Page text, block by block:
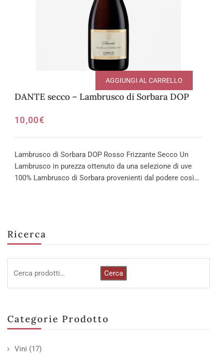
Ricerca
Cerca
Categorie Prodotto
Vini (17)
DANTE secco – Lambrusco di Sorbara DOP
10,00€
AGGIUNGI AL CARRELLO
Lambrusco di Sorbara DOP Rosso Frizzante Secco Un
Lambrusco in purezza ottenuto da una selezione di uve
100% Lambrusco di Sorbara provenienti dal podere così…